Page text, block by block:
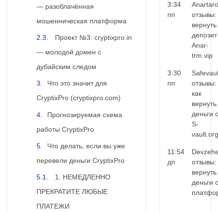
— разоблачённая
мошенническая платформа
Проект №3: cryptixpro.in
— молодой домен с
дубайским следом
Что это значит для
CryptixPro (cryptixpro.com)
Прогнозируемая схема
работы CryptixPro
Что делать, если вы уже
перевели деньги CryptixPro
1. НЕМЕДЛЕННО
ПРЕКРАТИТЕ ЛЮБЫЕ
ПЛАТЕЖИ
3:34
пп
отзывы:
вернуть
Anar-
trm.vip
3:30
пп
отзывы:
как
вернуть
деньги с
S-
vault.org
11:54
дп
отзывы:
вернуть
деньги с